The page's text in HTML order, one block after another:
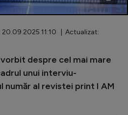
League
11:10 | Actualizat:
despre cel mai mare
unui interviu-
număr al revistei print I AM